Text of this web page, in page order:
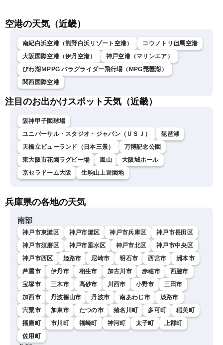
衣／芳野達郎〉
空港の天気（近畿）
南紀白浜空港（熊野白浜リゾート空港）
コウノトリ但馬空港
大阪国際空港（伊丹空港）
神戸空港（マリンエア）
びわ湖ＭPPG パラグライダー飛行場（MPG琵琶湖）
関西国際空港
注目のお出かけスポット天気（近畿）
阪神甲子園球場
ユニバーサル・スタジオ・ジャパン（ＵＳＪ）
琵琶湖
天橋立ビューランド（日本三景）
万博記念公園
東大阪市花園ラグビー場
嵐山
大阪城ホール
京セラドーム大阪
生駒山上遊園地
兵庫県の各地の天気
南部
神戸市東灘区 神戸市灘区 神戸市兵庫区
神戸市長田区
神戸市須磨区
神戸市垂水区 神戸市北区
神戸市中央区
神戸市西区
姫路市 尼崎市 明石市 西宮市
洲本市
芦屋市
伊丹市 相生市 加古川市 赤穂市
西脇市
宝塚市
三木市 高砂市 川西市 小野市
三田市
加西市
丹波篠山市 丹波市 南あわじ市
淡路市
宍粟市
加東市 たつの市 猪名川町 多可町
稲美町
播磨町
市川町 福崎町 神河町 太子町
上郡町
佐用町